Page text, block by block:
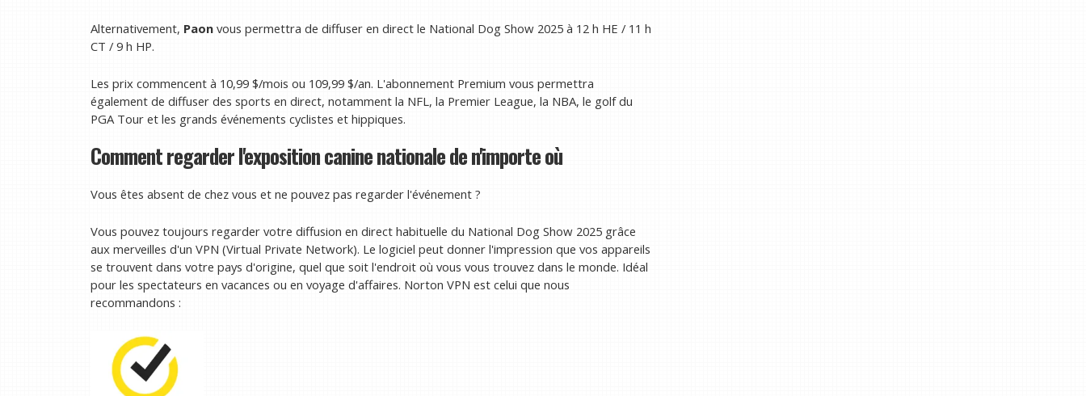
Alternativement, Paon vous permettra de diffuser en direct le National Dog Show 2025 à 12 h HE / 11 h
CT / 9 h HP.
Les prix commencent à 10,99 $/mois ou 109,99 $/an. L'abonnement Premium vous permettra
également de diffuser des sports en direct, notamment la NFL, la Premier League, la NBA, le golf du
PGA Tour et les grands événements cyclistes et hippiques.
Comment regarder l'exposition canine nationale de n'importe où
Vous êtes absent de chez vous et ne pouvez pas regarder l'événement ?
Vous pouvez toujours regarder votre diffusion en direct habituelle du National Dog Show 2025 grâce
aux merveilles d'un VPN (Virtual Private Network). Le logiciel peut donner l'impression que vos appareils
se trouvent dans votre pays d'origine, quel que soit l'endroit où vous vous trouvez dans le monde. Idéal
pour les spectateurs en vacances ou en voyage d'affaires. Norton VPN est celui que nous
recommandons :